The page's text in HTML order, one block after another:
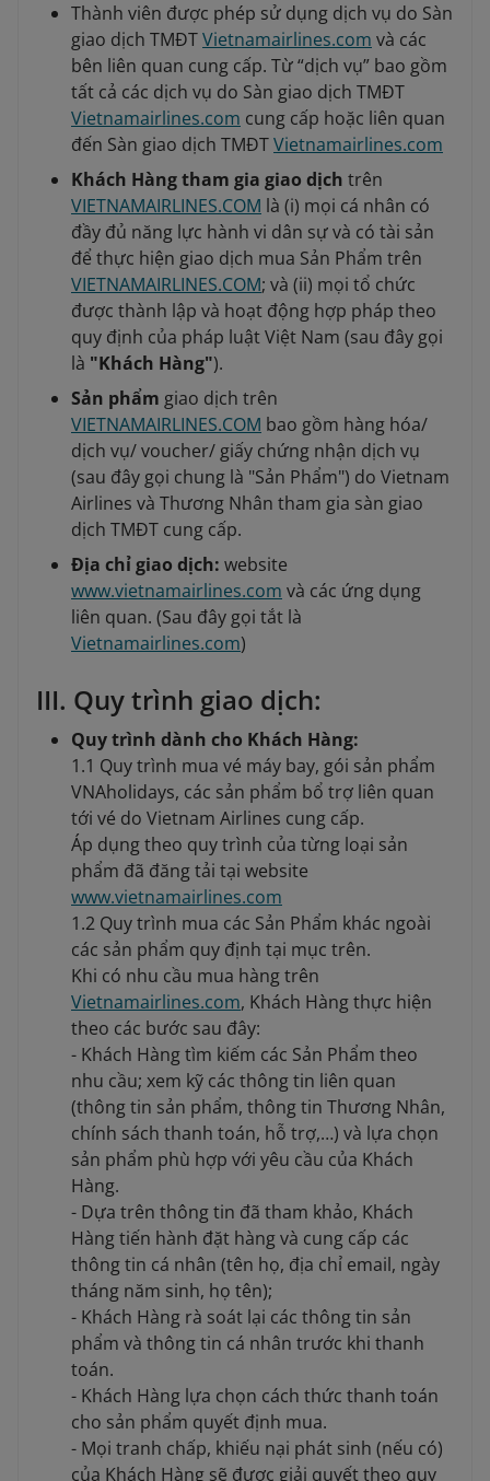
Thành viên được phép sử dụng dịch vụ do Sàn
giao dịch TMĐTVietnamairlines.com và các
bên liên quan cung cấp. Từ “dịch vụ” bao gồm
tất cả các dịch vụ do Sàn giao dịch TMĐT
Vietnamairlines.com cung cấp hoặc liên quan
đến Sàn giao dịch TMĐTVietnamairlines.com
Khách Hàng tham gia giao dịch trên
VIETNAMAIRLINES.COM là (i) mọi cá nhân có
đầy đủ năng lực hành vi dân sự và có tài sản
để thực hiện giao dịch mua Sản Phẩm trên
VIETNAMAIRLINES.COM; và (ii) mọi tổ chức
được thành lập và hoạt động hợp pháp theo
quy định của pháp luật Việt Nam (sau đây gọi
là "Khách Hàng").
Sản phẩm giao dịch trên
VIETNAMAIRLINES.COM bao gồm hàng hóa/
dịch vụ/ voucher/ giấy chứng nhận dịch vụ
(sau đây gọi chung là "Sản Phẩm") do Vietnam
Airlines và Thương Nhân tham gia sàn giao
dịch TMĐT cung cấp.
Địa chỉ giao dịch: website
www.vietnamairlines.com và các ứng dụng
liên quan. (Sau đây gọi tắt là
Vietnamairlines.com)
III. Quy trình giao dịch:
Quy trình dành cho Khách Hàng:
1.1 Quy trình mua vé máy bay, gói sản phẩm
VNAholidays, các sản phẩm bổ trợ liên quan
tới vé do Vietnam Airlines cung cấp.
Áp dụng theo quy trình của từng loại sản
phẩm đã đăng tải tại website
www.vietnamairlines.com
1.2 Quy trình mua các Sản Phẩm khác ngoài
các sản phẩm quy định tại mục trên.
Khi có nhu cầu mua hàng trên
Vietnamairlines.com, Khách Hàng thực hiện
theo các bước sau đây:
- Khách Hàng tìm kiếm các Sản Phẩm theo
nhu cầu; xem kỹ các thông tin liên quan
(thông tin sản phẩm, thông tin Thương Nhân,
chính sách thanh toán, hỗ trợ,…) và lựa chọn
sản phẩm phù hợp với yêu cầu của Khách
Hàng.
- Dựa trên thông tin đã tham khảo, Khách
Hàng tiến hành đặt hàng và cung cấp các
thông tin cá nhân (tên họ, địa chỉ email, ngày
tháng năm sinh, họ tên);
- Khách Hàng rà soát lại các thông tin sản
phẩm và thông tin cá nhân trước khi thanh
toán.
- Khách Hàng lựa chọn cách thức thanh toán
cho sản phẩm quyết định mua.
- Mọi tranh chấp, khiếu nại phát sinh (nếu có)
của Khách Hàng sẽ được giải quyết theo quy